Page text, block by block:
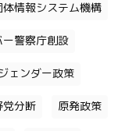
情報システム機構
ー警察庁創設
ジェンダー政策
党分断 原発政策